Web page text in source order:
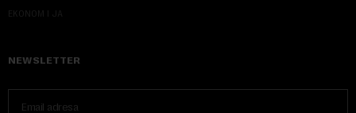
EKONOM I JA
NEWSLETTER